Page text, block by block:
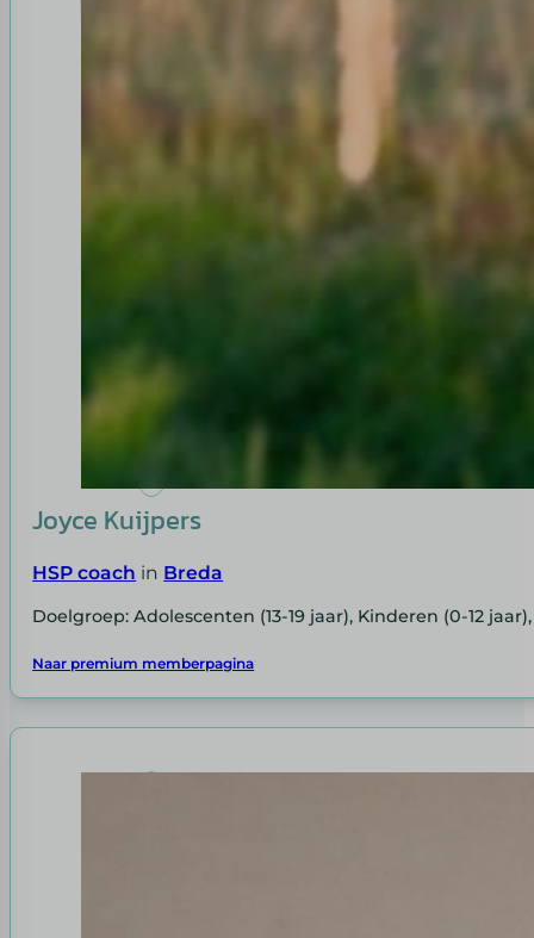
Joyce Kuijpers
HSP coach in Breda
Doelgroep: Adolescenten (13-19 jaar), Kinderen (0-12
Naar premium memberpagina